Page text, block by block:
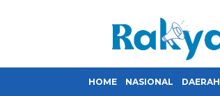
HOME NASIONAL DAERAH